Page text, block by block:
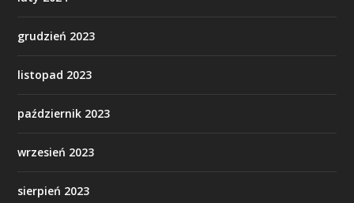
grudzień 2023
listopad 2023
październik 2023
wrzesień 2023
sierpień 2023